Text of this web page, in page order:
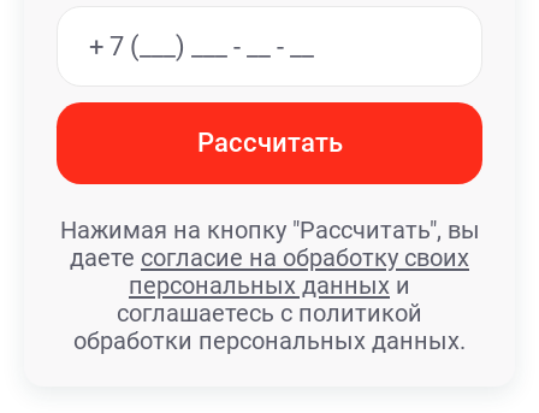
Рассчитать
Нажимая на кнопку "Рассчитать", вы
даете согласие на обработку своих
персональных данных и
соглашаетесь с политикой
обработки персональных данных.